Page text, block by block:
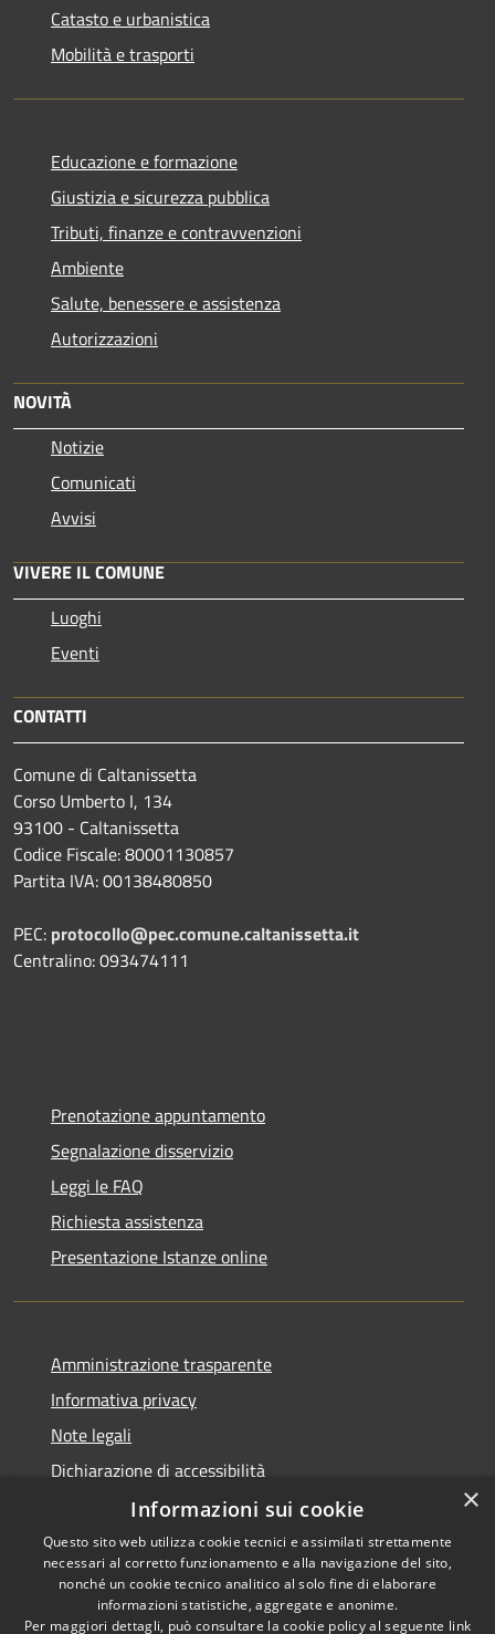
Catasto e urbanistica
Mobilità e trasporti
Educazione e formazione
Giustizia e sicurezza pubblica
Tributi, finanze e contravvenzioni
Ambiente
Salute, benessere e assistenza
Autorizzazioni
NOVITÀ
Notizie
Comunicati
Avvisi
VIVERE IL COMUNE
Luoghi
Eventi
CONTATTI
Comune di Caltanissetta
Corso Umberto I, 134
93100 - Caltanissetta
Codice Fiscale: 80001130857
Partita IVA: 00138480850
PEC: protocollo@pec.comune.caltanissetta.it
Centralino: 093474111
Prenotazione appuntamento
Segnalazione disservizio
Leggi le FAQ
Richiesta assistenza
Presentazione Istanze online
Amministrazione trasparente
Informativa privacy
Note legali
Dichiarazione di accessibilità
Accessibilità
Copyright © 2026 • Comune di
Caltanissetta • Powered by
×
Informazioni sui cookie
Questo sito web utilizza cookie tecnici e assimilati strettamente
necessari al corretto funzionamento e alla navigazione del sito,
nonché un cookie tecnico analitico al solo fine di elaborare
informazioni statistiche, aggregate e anonime.
Per maggiori dettagli, può consultare la cookie policy al seguente link